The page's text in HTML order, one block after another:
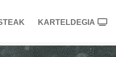
KARTELDEGIA